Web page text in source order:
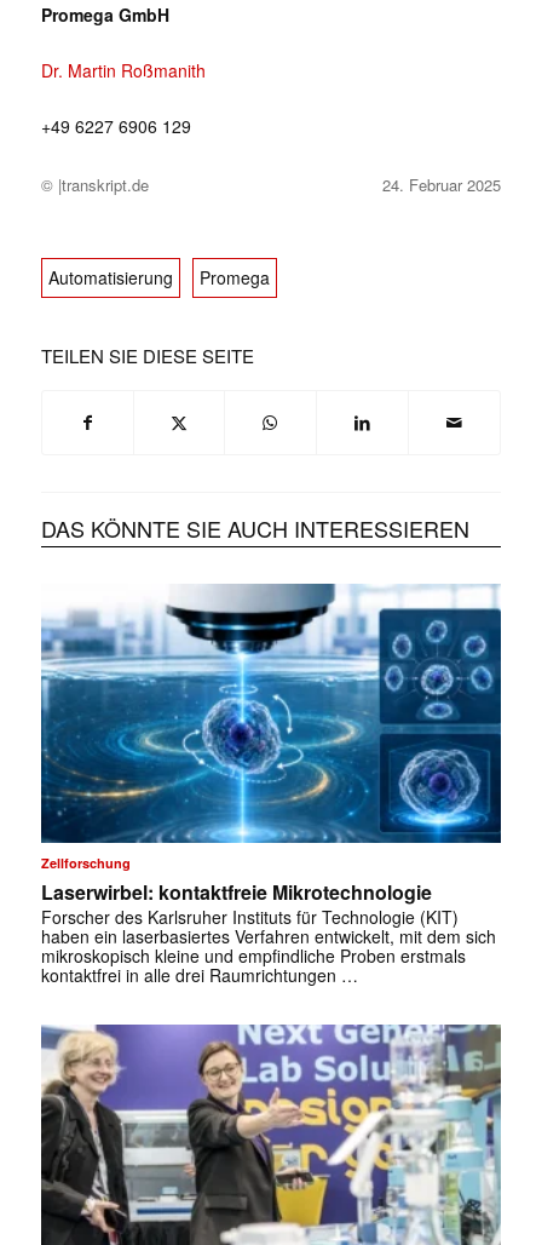
Promega GmbH
Dr. Martin Roßmanith
+49 6227 6906 129
© |transkript.de 24. Februar 2025
Automatisierung Promega
TEILEN SIE DIESE SEITE
DAS KÖNNTE SIE AUCH INTERESSIEREN
Zellforschung
Laserwirbel: kontaktfreie Mikrotechnologie
Forscher des Karlsruher Instituts für Technologie (KIT)
haben ein laserbasiertes Verfahren entwickelt, mit dem sich
mikroskopisch kleine und empfindliche Proben erstmals
kontaktfrei in alle drei Raumrichtungen …